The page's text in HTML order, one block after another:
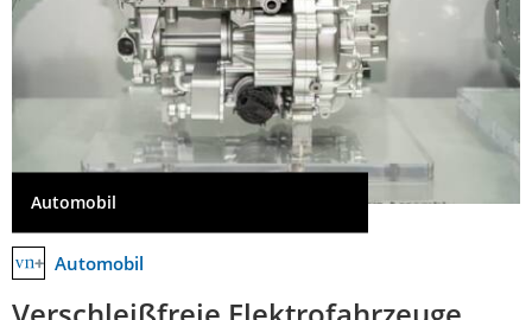
Automobil
Automobil